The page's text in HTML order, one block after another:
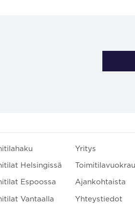
Helsingissä
Espoossa
Vantaalla
Yritys
Ajankohtaista
Yhteystiedot